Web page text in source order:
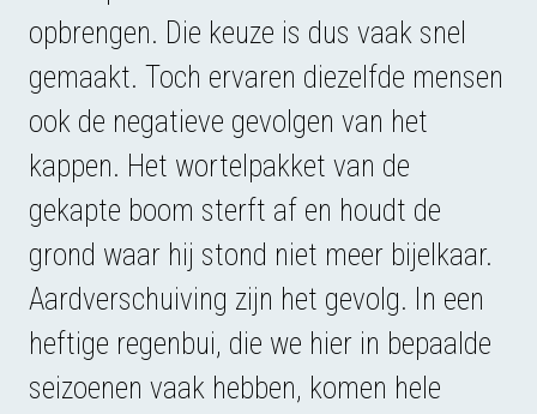
opbrengen. Die keuze is dus vaak snel
gemaakt. Toch ervaren diezelfde mensen
ook de negatieve gevolgen van het
kappen. Het wortelpakket van de
gekapte boom sterft af en houdt de
grond waar hij stond niet meer bijelkaar.
Aardverschuiving zijn het gevolg. In een
heftige regenbui, die we hier in bepaalde
seizoenen vaak hebben, komen hele